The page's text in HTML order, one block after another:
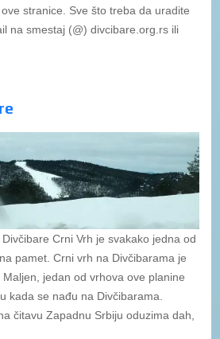
stranice. Sve što treba da uradite
na smestaj (@) divcibare.org.rs ili
Crni Vrh je svakako jedna od
pamet. Crni vrh na Divčibarama je
jedan od vrhova ove planine
kada se nađu na Divčibarama.
čitavu Zapadnu Srbiju oduzima dah,